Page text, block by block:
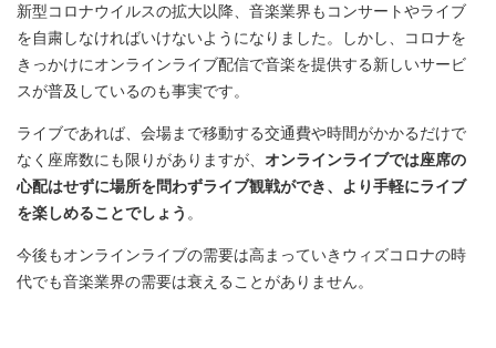
新型コロナウイルスの拡大以降、音楽業界もコンサートやライブ
を自粛しなければいけないようになりました。しかし、コロナを
きっかけにオンラインライブ配信で音楽を提供する新しいサービ
スが普及しているのも事実です。
ライブであれば、会場まで移動する交通費や時間がかかるだけで
なく座席数にも限りがありますが、 オンラインライブでは座席の
心配はせずに場所を問わずライブ観戦ができ、より手軽にライブ
を楽しめることでしょう 。
今後もオンラインライブの需要は高まっていきウィズコロナの時
代でも音楽業界の需要は衰えることがありません。